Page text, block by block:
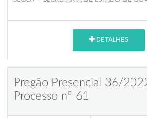
DETALHES
Pregão Presencial 36/
Processo nº 61